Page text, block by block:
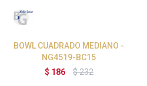
BOWL CUADRADO MEDIANO -
NG4519-BC15
$ 186 $232